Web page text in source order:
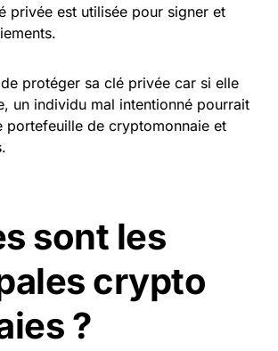
privée est utilisée pour signer et
protéger sa clé privée car si elle
un individu mal intentionné pourrait
portefeuille de cryptomonnaie et
sont les
crypto
?